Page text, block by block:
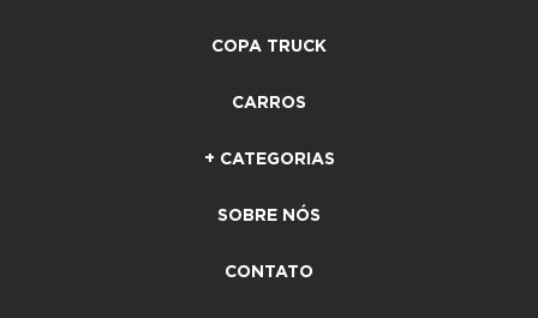
COPA TRUCK
CARROS
+ CATEGORIAS
SOBRE NÓS
CONTATO